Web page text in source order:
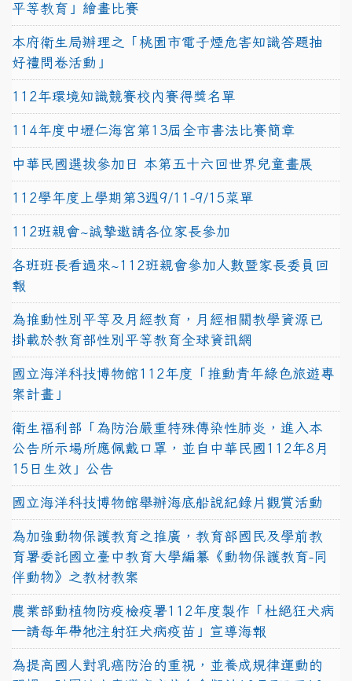
平等教育」繪畫比賽
本府衛生局辦理之「桃園市電子煙危害知識答題抽
好禮問卷活動」
112年環境知識競賽校內賽得獎名單
114年度中壢仁海宮第13屆全市書法比賽簡章
中華民國選拔參加日 本第五十六回世界兒童畫展
112學年度上學期第3週9/11-9/15菜單
112班親會~誠摯邀請各位家長參加
各班班長看過來~112班親會參加人數暨家長委員回
報
為推動性別平等及月經教育，月經相關教學資源已
掛載於教育部性別平等教育全球資訊網
國立海洋科技博物館112年度「推動青年綠色旅遊專
案計畫」
衛生福利部「為防治嚴重特殊傳染性肺炎，進入本
公告所示場所應佩戴口罩，並自中華民國112年8月
15日生效」公告
國立海洋科技博物館舉辦海底船說紀錄片觀賞活動
為加強動物保護教育之推廣，教育部國民及學前教
育署委託國立臺中教育大學編纂《動物保護教育-同
伴動物》之教材教案
農業部動植物防疫檢疫署112年度製作「杜絕狂犬病
—請每年帶牠注射狂犬病疫苗」宣導海報
為提高國人對乳癌防治的重視，並養成規律運動的